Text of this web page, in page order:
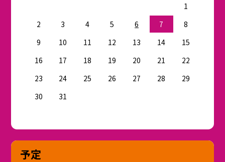
1
2
3 4 5 6 7
8
9
10 11 12 13 14
15
16
17 18 19 20 21
22
23
24 25 26 27 28
29
30
31
予定